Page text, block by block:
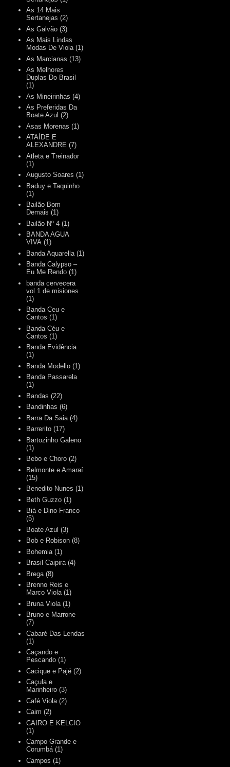
As 14 Mais
Sertanejas (2)
As Galvão (3)
As Mais Lindas
Modas De Viola (1)
As Marcianas (13)
As Melhores
Duplas Do Brasil
(1)
As Mineirinhas (4)
As Preferidas Da
Boate Azul (2)
Asas Morenas (1)
ATAÍDE E
ALEXANDRE (7)
Atleta e Treinador
(1)
Augusto Soares (1)
Baduy e Taquinho
(1)
Bailão Bom
Demais (1)
Bailão Nº 4 (1)
BANDA AGUA
VIVA (1)
Banda Aquarella (1)
Banda Calypso –
Eu Me Rendo (1)
banda cervecera
vol 1 de misiones
(1)
Banda Ceu e
Cantos (1)
Banda Céu e
Cantos (1)
Banda Evidência
(1)
Banda Modello (1)
Banda Passarela
(1)
Bandas (22)
Bandinhas (6)
Barra Da Saia (4)
Barrerito (17)
Bartozinho Galeno
(1)
Bebo e Choro (2)
Belmonte e Amaraí
(15)
Benedito Nunes (1)
Beth Guzzo (1)
Biá e Dino Franco
(5)
Boate Azul (3)
Bob e Robison (8)
Bohemia (1)
Brasil Caipira (4)
Brega (8)
Brenno Reis e
Marco Viola (1)
Bruna Viola (1)
Bruno e Marrone
(7)
Cabaré Das Lendas
(1)
Caçando e
Pescando (1)
Cacique e Pajé (2)
Caçula e
Marinheiro (3)
Café Viola (2)
Caim (2)
CAIRO E KELCIO
(1)
Campo Grande e
Corumbá (1)
Campos (1)